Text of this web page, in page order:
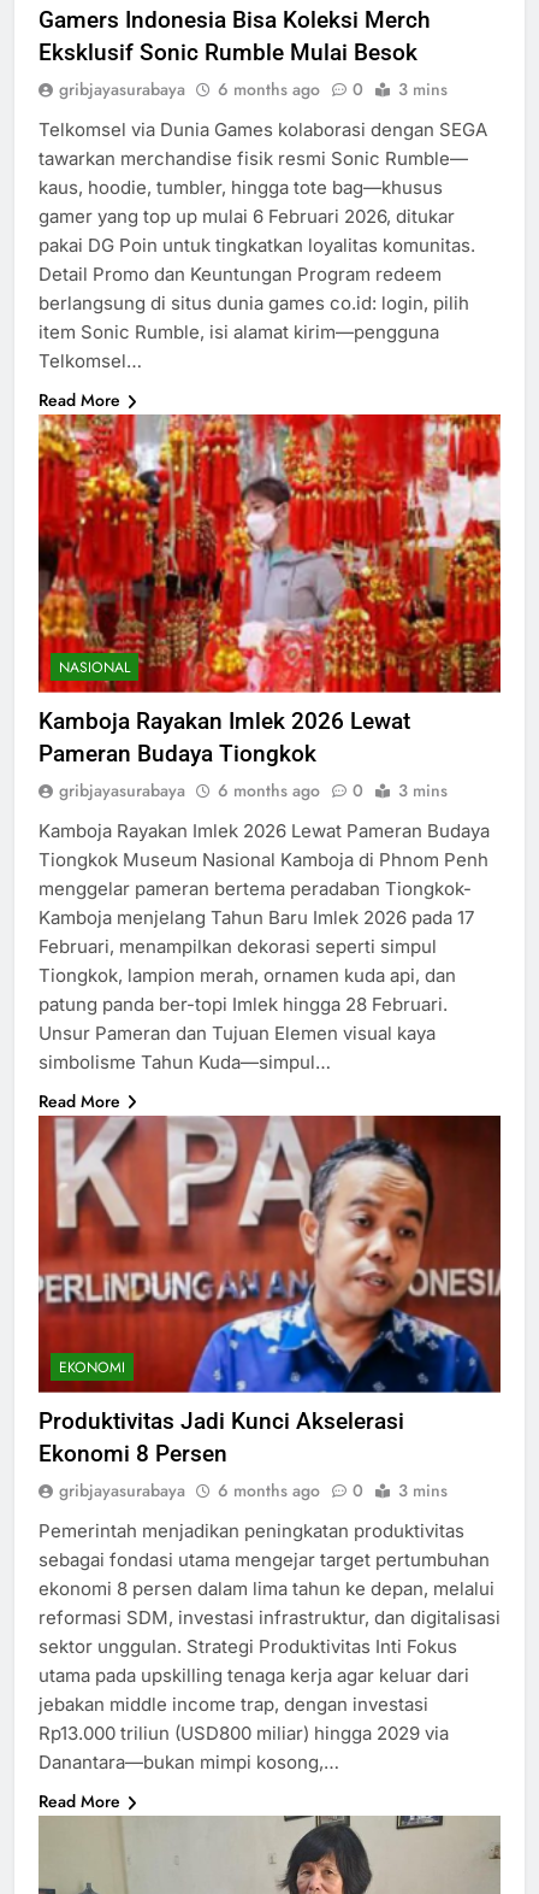
Gamers Indonesia Bisa Koleksi Merch
Eksklusif Sonic Rumble Mulai Besok
gribjayasurabaya 6 months ago 0 3 mins
Telkomsel via Dunia Games kolaborasi dengan SEGA
tawarkan merchandise fisik resmi Sonic Rumble—
kaus, hoodie, tumbler, hingga tote bag—khusus
gamer yang top up mulai 6 Februari 2026, ditukar
pakai DG Poin untuk tingkatkan loyalitas komunitas.​
Detail Promo dan Keuntungan Program redeem
berlangsung di situs dunia games co.id: login, pilih
item Sonic Rumble, isi alamat kirim—pengguna
Telkomsel…
Read More
NASIONAL
Kamboja Rayakan Imlek 2026 Lewat
Pameran Budaya Tiongkok
gribjayasurabaya 6 months ago 0 3 mins
Kamboja Rayakan Imlek 2026 Lewat Pameran Budaya
Tiongkok Museum Nasional Kamboja di Phnom Penh
menggelar pameran bertema peradaban Tiongkok-
Kamboja menjelang Tahun Baru Imlek 2026 pada 17
Februari, menampilkan dekorasi seperti simpul
Tiongkok, lampion merah, ornamen kuda api, dan
patung panda ber-topi Imlek hingga 28 Februari.​
Unsur Pameran dan Tujuan Elemen visual kaya
simbolisme Tahun Kuda—simpul…
Read More
EKONOMI
Produktivitas Jadi Kunci Akselerasi
Ekonomi 8 Persen
gribjayasurabaya 6 months ago 0 3 mins
Pemerintah menjadikan peningkatan produktivitas
sebagai fondasi utama mengejar target pertumbuhan
ekonomi 8 persen dalam lima tahun ke depan, melalui
reformasi SDM, investasi infrastruktur, dan digitalisasi
sektor unggulan.​ Strategi Produktivitas Inti Fokus
utama pada upskilling tenaga kerja agar keluar dari
jebakan middle income trap, dengan investasi
Rp13.000 triliun (USD800 miliar) hingga 2029 via
Danantara—bukan mimpi kosong,…
Read More